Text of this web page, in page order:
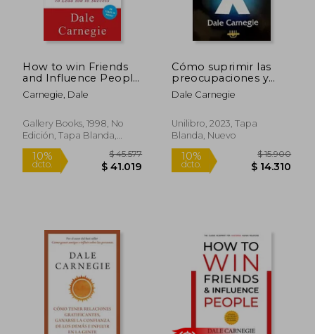
Rápido
How to win Friends
and Influence People
(en Inglés)
Carnegie, Dale
Gallery Books, 1998, No
Edición, Tapa Blanda,
Nuevo
Cómo suprimir las
preocupaciones y
disfrutar de la vida
Dale Carnegie
Unilibro, 2023, Tapa
Blanda, Nuevo